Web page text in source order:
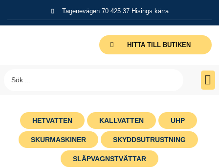
Tagenevägen 70 425 37 Hisings kärra
HITTA TILL BUTIKEN
HETVATTEN KALLVATTEN UHP
SKURMASKINER SKYDDSUTRUSTNING
SLÄPVAGNSTVÄTTAR